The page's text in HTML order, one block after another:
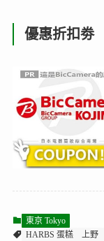
優惠折扣劵
東京 Tokyo
HARBS 蛋糕
上野